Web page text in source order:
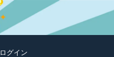
ログイン